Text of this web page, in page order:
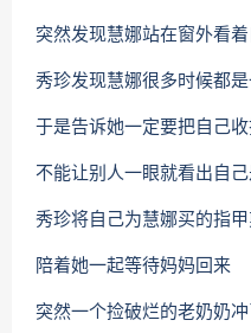
突然发现慧娜站在窗外看
秀珍发现慧娜很多时候都
于是告诉她一定要把自己
不能让别人一眼就看出自
秀珍将自己为慧娜买的指
陪着她一起等待妈妈回来
突然一个捡破烂的老奶奶